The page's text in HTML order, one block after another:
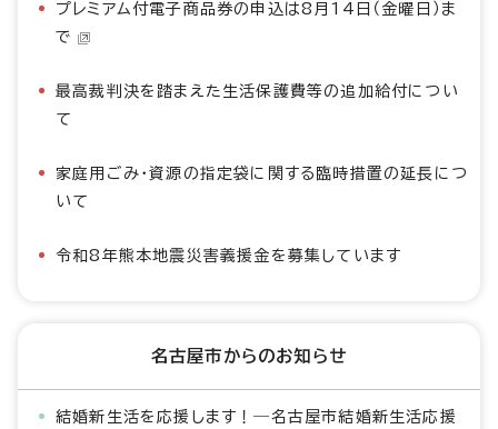
プレミアム付電子商品券の申込は8月14日（金曜日）ま
で
最高裁判決を踏まえた生活保護費等の追加給付につい
て
家庭用ごみ・資源の指定袋に関する臨時措置の延長につ
いて
令和8年熊本地震災害義援金を募集しています
名古屋市からのお知らせ
結婚新生活を応援します！―名古屋市結婚新生活応援